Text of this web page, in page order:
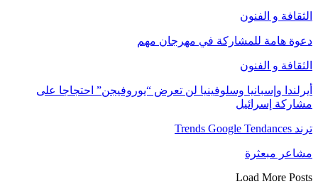
الثقافة و الفنون
دعوة هامة للمشاركة في مهرجان مهم
الثقافة و الفنون
أيرلندا وإسبانيا وسلوفينيا لن تعرض “يوروفيجن” احتجاجا على
مشاركة إسرائيل
ترند Trends Google Tendances
مشاعر مبعثرة
Load More Posts